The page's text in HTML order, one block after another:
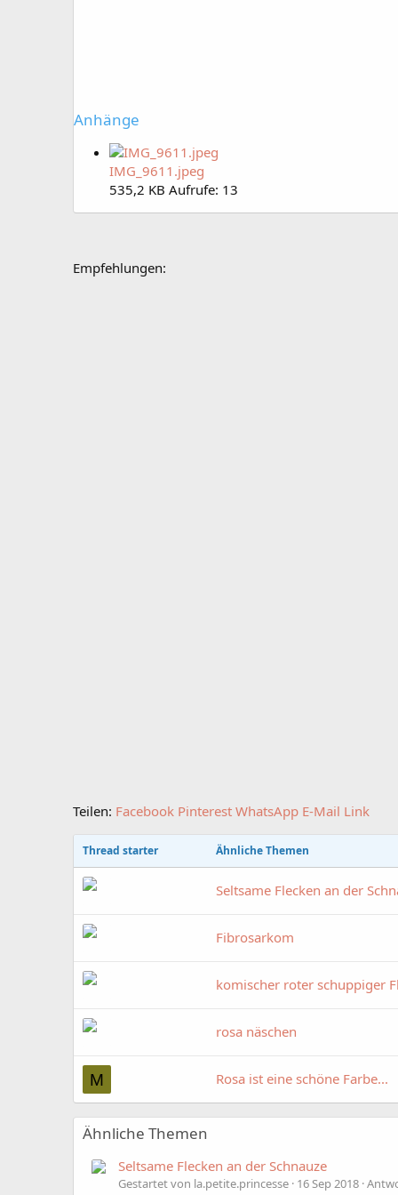
Anhänge
IMG_9611.jpeg
535,2 KB Aufrufe: 13
Empfehlungen:
Teilen: Facebook Pinterest WhatsApp E-Mail Link
Thread starter Ähnliche Themen
Seltsame Flecken an der
Fibrosarkom
komischer roter schuppiger
rosa näschen
M Rosa ist eine schöne Farbe...
Ähnliche Themen
Seltsame Flecken an der Schnauze
Gestartet von la.petite.princesse 16 Sep 2018